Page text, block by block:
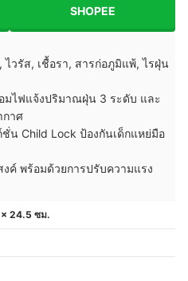
SHOPEE
ไวรัส, เชื้อรา, สารก่อภูมิแพ้, ไรฝุ่น
มไฟแจ้งปริมาณฝุ่น 3 ระดับ และ
กาศ
น Child Lock ป้องกันเด็กแหย่มือ
ค์ พร้อมด้วยการปรับความแรง
24.5 ซม.